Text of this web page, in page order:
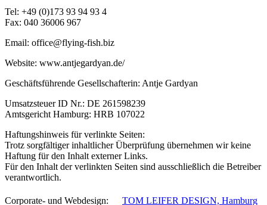
Tel: +49 (0)173 93 94 93 4
Fax: 040 36006 967
Email: office@flying-fish.biz
Website: www.antjegardyan.de/
Geschäftsführende Gesellschafterin: Antje Gardyan
Umsatzsteuer ID Nr.: DE 261598239
Amtsgericht Hamburg: HRB 107022
Haftungshinweis für verlinkte Seiten:
Trotz sorgfältiger inhaltlicher Überprüfung übernehmen wir keine
Haftung für den Inhalt externer Links.
Für den Inhalt der verlinkten Seiten sind ausschließlich die Betreiber
verantwortlich.
Corporate- und Webdesign: ﾠ TOM LEIFER DESIGN, Hamburg